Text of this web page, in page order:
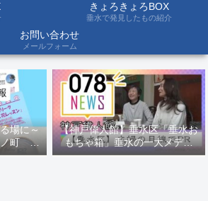
きょろきょろBOX
垂水で発見したもの紹介
お問い合わせ
メールフォーム
場に～
ノ町 ８
【神戸偉人館】垂水区「垂水お
もちゃ箱」垂水の一大メディ
ア！？｜神戸の魅力を凸インタ